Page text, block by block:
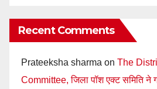
Recent Comments
Prateeksha sharma on The
Committee, जिला पॉश एक्ट समिति